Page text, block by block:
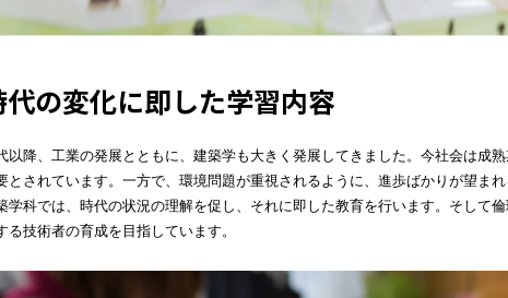
の変化に即した学習内容
以降、工業の発展とともに、建築学も大きく発展してきました。今社会は成
とされています。一方で、環境問題が重視されるように、進歩ばかりが望まれ
学科では、時代の状況の理解を促し、それに即した教育を行います。そして
る技術者の育成を目指しています。